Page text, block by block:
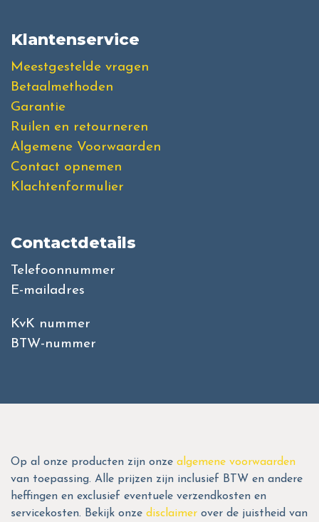
Klantenservice
Meestgestelde vragen
Betaalmethoden
Garantie
Ruilen en retourneren
Algemene Voorwaarden
Contact opnemen
Klachtenformulier
Contactdetails
Telefoonnummer
E-mailadres
KvK nummer
BTW-nummer
Op al onze producten zijn onze algemene voorwaarden
van toepassing. Alle prijzen zijn inclusief BTW en andere
heffingen en exclusief eventuele verzendkosten en
servicekosten. Bekijk onze disclaimer over de juistheid van